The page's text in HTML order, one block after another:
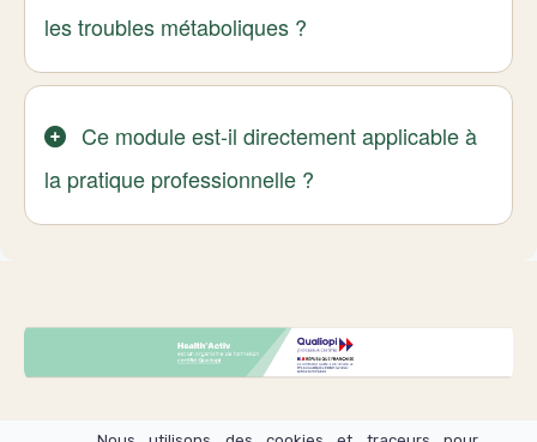
les troubles métaboliques ?
Ce module est-il directement applicable à
la pratique professionnelle ?